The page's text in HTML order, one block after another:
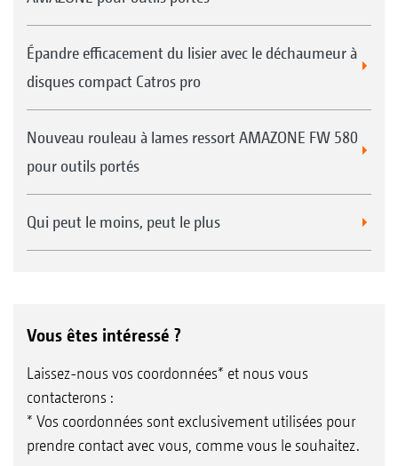
Épandre efficacement du lisier avec le déchaumeur à
disques compact Catros pro
Nouveau rouleau à lames ressort AMAZONE FW 580
pour outils portés
Qui peut le moins, peut le plus
Vous êtes intéressé ?
Laissez-nous vos coordonnées* et nous vous
contacterons :
* Vos coordonnées sont exclusivement utilisées pour
prendre contact avec vous, comme vous le souhaitez.